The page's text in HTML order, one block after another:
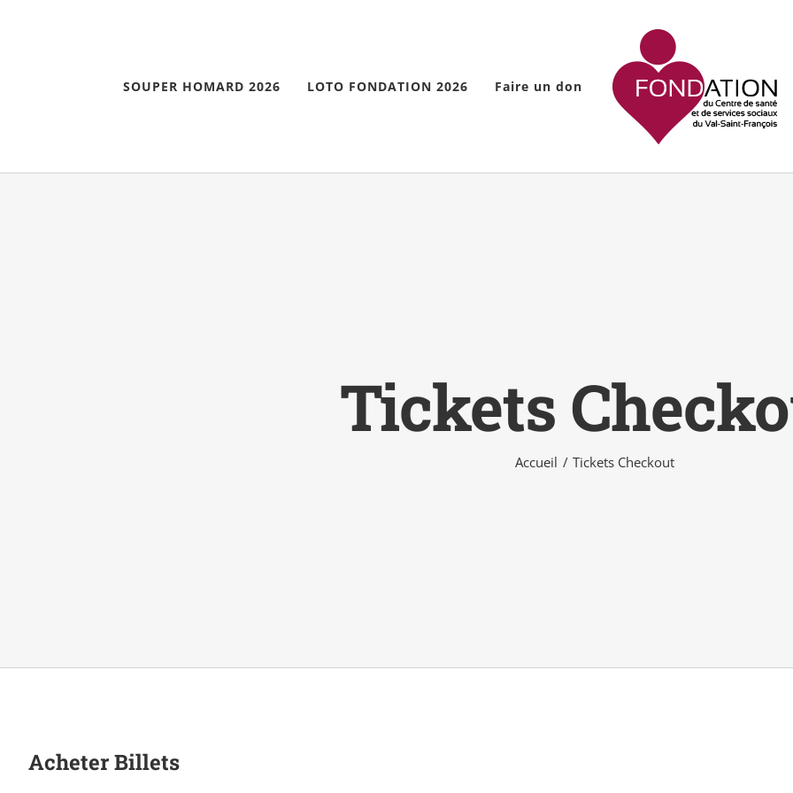
SOUPER HOMARD 2026 LOTO FONDATION 2026 Faire un don
Tickets
Accueil Tickets Checkout
Acheter Billets